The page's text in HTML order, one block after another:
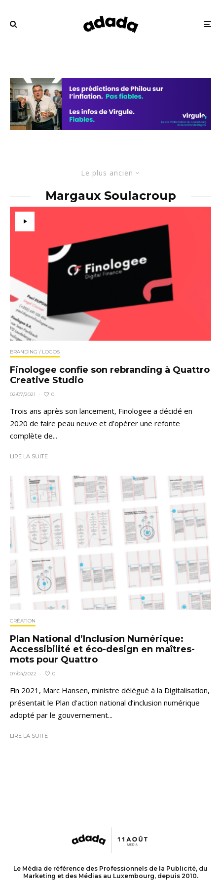
Le plus ancien
Margaux Soulacroup
BRANDING / LOGOS
Finologee confie son rebranding à Quattro
Creative Studio
02/07/2021 · 0
Trois ans après son lancement, Finologee a décidé en
2020 de faire peau neuve et d’opérer une refonte
complète de...
LIRE LA SUITE
CRÉATION
Plan National d’Inclusion Numérique:
Accessibilité et éco-design en maîtres-
mots pour Quattro
07/04/2022 · 0
Fin 2021, Marc Hansen, ministre délégué à la Digitalisation,
présentait le Plan d’action national d’inclusion numérique
adopté par le gouvernement...
LIRE LA SUITE
Le Média de référence des Professionnels de la Publicité, du
Marketing et des Médias au Luxembourg, depuis 2010.